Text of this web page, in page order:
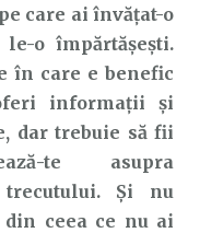
care ai învățat-o
o împărtășești.
în care e benefic
informații și
dar trebuie să fii
te asupra
Și nu
ceea ce nu ai